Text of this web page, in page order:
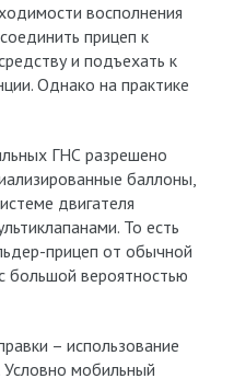
восполнения
прицеп к
и подъехать к
Однако на практике
ГНС разрешено
баллоны,
двигателя
То есть
прицеп от обычной
большой вероятностью
– использование
Условно мобильный